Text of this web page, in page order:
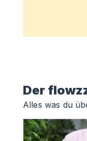
Der
Alles was du